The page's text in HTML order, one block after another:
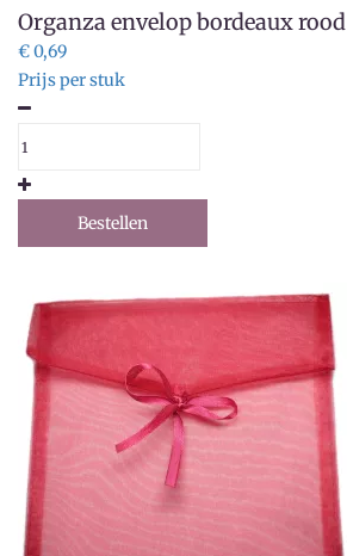
Organza envelop bordeaux rood
€ 0,69
Prijs per stuk
Bestellen